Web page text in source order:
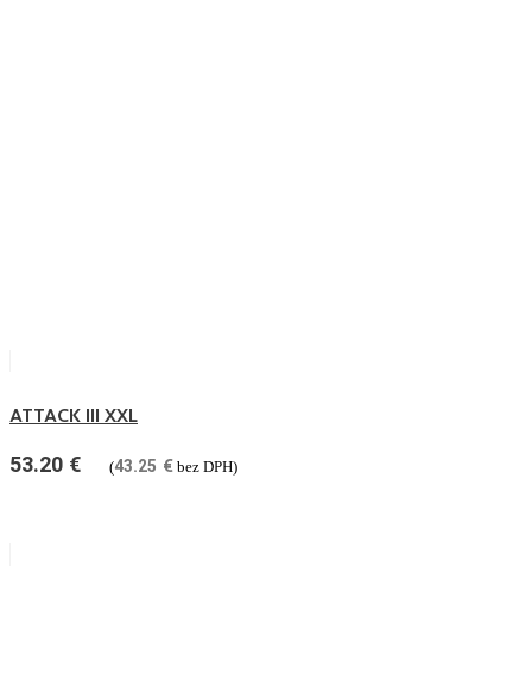
ATTACK III XXL
53.20 € (43.25 € bez DPH)